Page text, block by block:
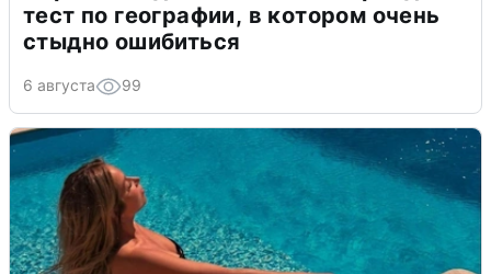
тест по географии, в котором очень
стыдно ошибиться
6 августа 99